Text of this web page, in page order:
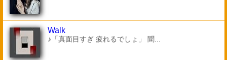
Walk
♪「真面目すぎ 疲れるでしょ」 聞...